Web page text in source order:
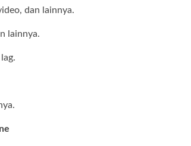
dan lainnya.
lainnya.